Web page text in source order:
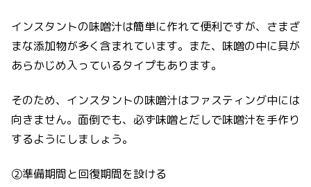
インスタントの味噌汁は簡単に作れて便利ですが、さまざ
まな添加物が多く含まれています。また、味噌の中に具が
あらかじめ入っているタイプもあります。
そのため、インスタントの味噌汁はファスティング中には
向きません。面倒でも、必ず味噌とだしで味噌汁を手作り
するようにしましょう。
②準備期間と回復期間を設ける